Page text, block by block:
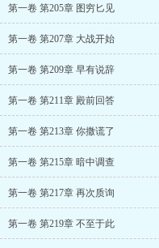
第一卷 第205章 图穷匕见
第一卷 第207章 大战开始
第一卷 第209章 早有说辞
第一卷 第211章 殿前回答
第一卷 第213章 你撒谎了
第一卷 第215章 暗中调查
第一卷 第217章 再次质询
第一卷 第219章 不至于此